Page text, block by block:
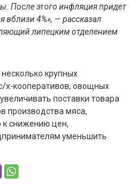
После этого инфляция придет
вблизи 4%», — рассказал
липецким отделением
крупных
х-кооперативов, овощных
поставки товара
производства мяса,
к снижению цен,
уменьшить